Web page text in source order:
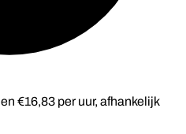
€16,83 per uur, afhankelijk